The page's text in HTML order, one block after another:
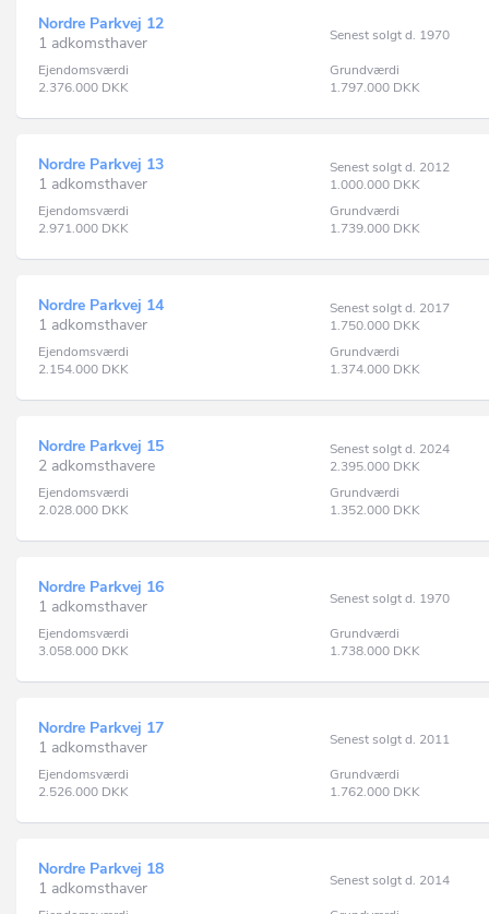
Nordre Parkvej 12
1 adkomsthaver
Senest solgt d. 1970
Ejendomsværdi
2.376.000 DKK
Grundværdi
1.797.000 DKK
Nordre Parkvej 13
1 adkomsthaver
Senest solgt d. 2012
1.000.000 DKK
Ejendomsværdi
2.971.000 DKK
Grundværdi
1.739.000 DKK
Nordre Parkvej 14
1 adkomsthaver
Senest solgt d. 2017
1.750.000 DKK
Ejendomsværdi
2.154.000 DKK
Grundværdi
1.374.000 DKK
Nordre Parkvej 15
2 adkomsthavere
Senest solgt d. 2024
2.395.000 DKK
Ejendomsværdi
2.028.000 DKK
Grundværdi
1.352.000 DKK
Nordre Parkvej 16
1 adkomsthaver
Senest solgt d. 1970
Ejendomsværdi
3.058.000 DKK
Grundværdi
1.738.000 DKK
Nordre Parkvej 17
1 adkomsthaver
Senest solgt d. 2011
Ejendomsværdi
2.526.000 DKK
Grundværdi
1.762.000 DKK
Nordre Parkvej 18
1 adkomsthaver
Senest solgt d. 2014